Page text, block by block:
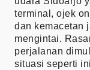
terminal, ojek
dan kemacetan
mengintai.
perjalanan
situasi seperti